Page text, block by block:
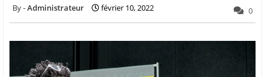
Administrateur février 10, 2022 0